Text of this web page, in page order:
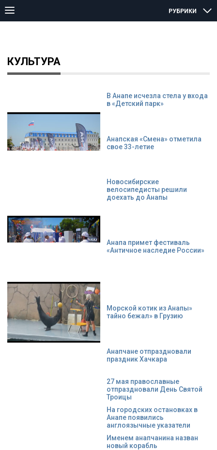
РУБРИКИ
КУЛЬТУРА
В Анапе исчезла стела у входа
в «Детский парк»
Анапская «Смена» отметила
свое 33-летие
Новосибирские
велосипедисты решили
доехать до Анапы
Анапа примет фестиваль
«Античное наследие России»
Морской котик из Анапы»
тайно бежал» в Грузию
Анапчане отпраздновали
праздник Хачкара
27 мая православные
отпраздновали День Святой
Троицы
На городских остановках в
Анапе появились
англоязычные указатели
Именем анапчанина назван
новый корабль